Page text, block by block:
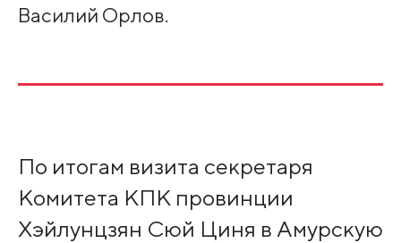
Василий Орлов.
По итогам визита секретаря
Комитета КПК провинции
Хэйлунцзян Сюй Циня в Амурскую